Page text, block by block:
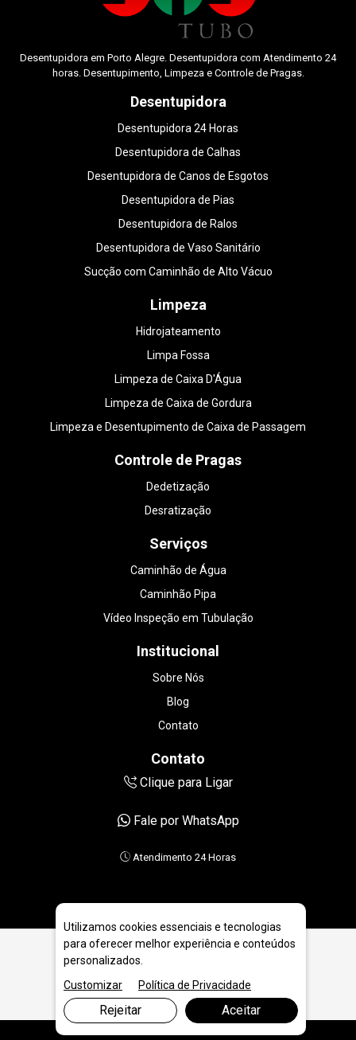
Desentupidora em Porto Alegre. Desentupidora com Atendimento 24
horas. Desentupimento, Limpeza e Controle de Pragas.
Desentupidora
Desentupidora 24 Horas
Desentupidora de Calhas
Desentupidora de Canos de Esgotos
Desentupidora de Pias
Desentupidora de Ralos
Desentupidora de Vaso Sanitário
Sucção com Caminhão de Alto Vácuo
Limpeza
Hidrojateamento
Limpa Fossa
Limpeza de Caixa D'Água
Limpeza de Caixa de Gordura
Limpeza e Desentupimento de Caixa de Passagem
Controle de Pragas
Dedetização
Desratização
Serviços
Caminhão de Água
Caminhão Pipa
Vídeo Inspeção em Tubulação
Institucional
Sobre Nós
Blog
Contato
Contato
Clique para Ligar
Fale por WhatsApp
Atendimento 24 Horas
PRINCIPAIS CAUSAS DO ENTUPIMENTO DE PIA
Utilizamos cookies essenciais e tecnologias
para oferecer melhor experiência e conteúdos
personalizados.
Customizar
Política de Privacidade
Rejeitar Aceitar